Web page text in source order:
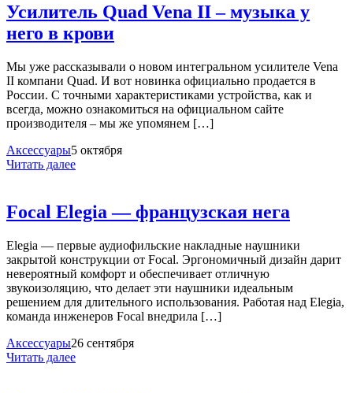
Усилитель Quad Vena II – музыка у
него в крови
Мы уже рассказывали о новом интегральном усилителе Vena
II компани Quad. И вот новинка официально продается в
России. С точными характеристиками устройства, как и
всегда, можно ознакомиться на официальном сайте
производителя – мы же упомянем […]
Аксессуары5 октября
Читать далее
Focal Elegia — французская нега
Elegia — первые аудиофильские накладные наушники
закрытой конструкции от Focal. Эргономичный дизайн дарит
невероятный комфорт и обеспечивает отличную
звукоизоляцию, что делает эти наушники идеальным
решением для длительного использования. Работая над Elegia,
команда инженеров Focal внедрила […]
Аксессуары26 сентября
Читать далее